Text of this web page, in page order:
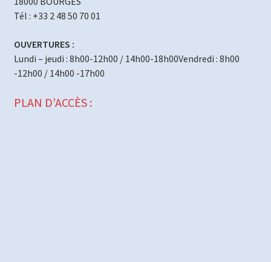
Tél : +33 2 48 50 70 01
OUVERTURES :
Lundi – jeudi : 8h00-12h00 / 14h00-18h00Vendredi : 8h00
-12h00 / 14h00 -17h00
PLAN D’ACCÈS :